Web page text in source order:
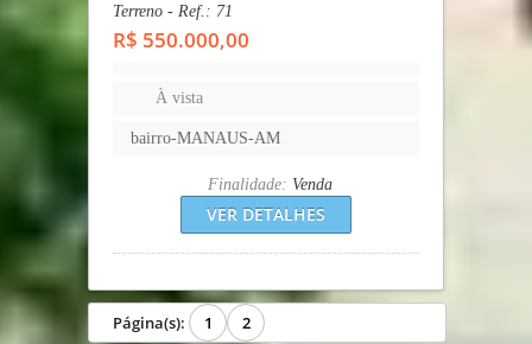
Terreno - Ref.: 71
R$ 550.000,00
À vista
bairro-MANAUS-AM
Finalidade: Venda
VER DETALHES
Página(s): 1 2